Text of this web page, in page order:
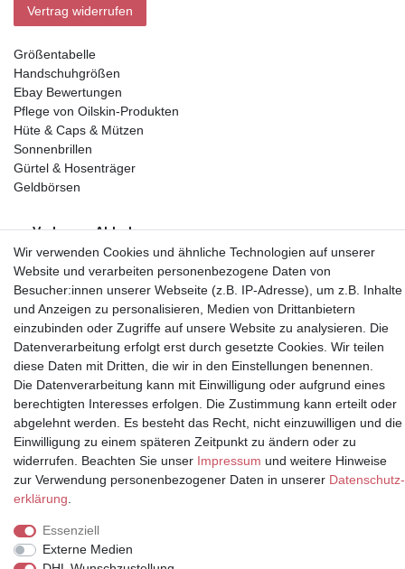
Vertrag widerrufen
Größentabelle
Handschuhgrößen
Ebay Bewertungen
Pflege von Oilskin-Produkten
Hüte & Caps & Mützen
Sonnenbrillen
Gürtel & Hosenträger
Geldbörsen
Vorkasse, Abholung
Partner
* Alle Preise inkl.
Wir verwenden Cookies und ähnliche Technologien auf unserer
Website und verarbeiten personenbezogene Daten von
Besucher:innen unserer Webseite (z.B. IP-Adresse), um z.B. Inhalte
und Anzeigen zu personalisieren, Medien von Drittanbietern
einzubinden oder Zugriffe auf unsere Website zu analysieren. Die
Datenverarbeitung erfolgt erst durch gesetzte Cookies. Wir teilen
diese Daten mit Dritten, die wir in den Einstellungen benennen.
Die Datenverarbeitung kann mit Einwilligung oder aufgrund eines
berechtigten Interesses erfolgen. Die Zustimmung kann erteilt oder
abgelehnt werden. Es besteht das Recht, nicht einzuwilligen und die
Einwilligung zu einem späteren Zeitpunkt zu ändern oder zu
widerrufen. Beachten Sie unser Impressum und weitere Hinweise
zur Verwendung personenbezogener Daten in unserer Daten­schutz­
erklärung
Essenziell
Externe Medien